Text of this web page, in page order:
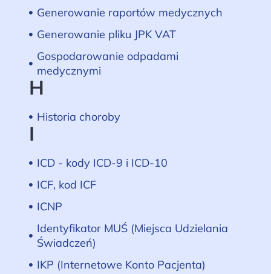
Generowanie raportów medycznych
Generowanie pliku JPK VAT
Gospodarowanie odpadami
medycznymi
H
Historia choroby
I
ICD - kody ICD-9 i ICD-10
ICF, kod ICF
ICNP
Identyfikator MUŚ (Miejsca Udzielania
Świadczeń)
IKP (Internetowe Konto Pacjenta)